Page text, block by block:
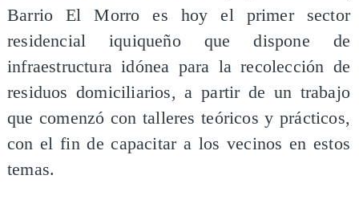
Barrio El Morro es hoy el primer sector
residencial iquiqueño que dispone de
infraestructura idónea para la recolección de
residuos domiciliarios, a partir de un trabajo
que comenzó con talleres teóricos y prácticos,
con el fin de capacitar a los vecinos en estos
temas.